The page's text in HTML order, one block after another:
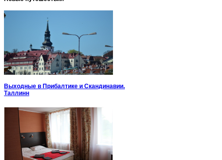
Выходные в Прибалтике и Скандинавии.
Таллинн